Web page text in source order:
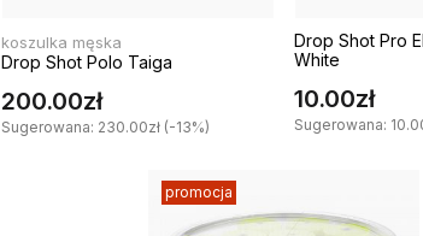
koszulka męska
Drop Shot Polo Taiga
200.00zł
Sugerowana: 230.00zł (-13%)
Drop Shot Pro
White
10.00zł
Sugerowana:
promocja